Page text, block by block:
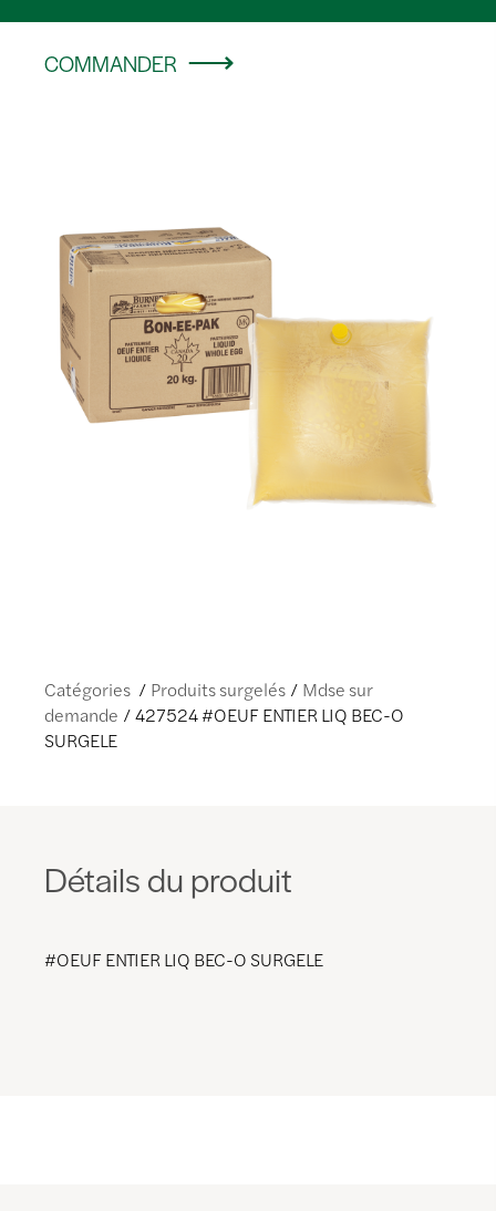
COMMANDER
Catégories Produits surgelés
Mdse sur
demande
427524 #OEUF ENTIER LIQ BEC-O
SURGELE
Détails du produit
#OEUF ENTIER LIQ BEC-O SURGELE